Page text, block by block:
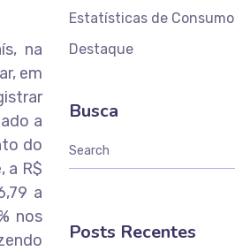
na
em
a
do
a R$
a
nos
Estatísticas de Consumo
Destaque
Busca
Posts Recentes